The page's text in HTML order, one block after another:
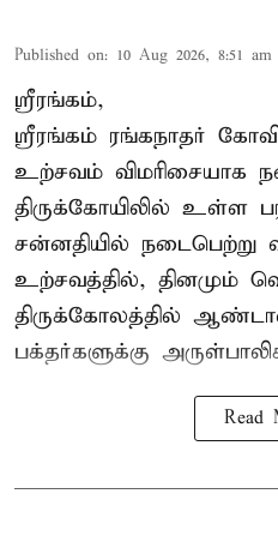
Published on: 10 Aug 2026, 8:51 am
ஸ்ரீரங்கம்,
ஸ்ரீரங்கம் ரங்கநாதர்
உற்சவம் விமரிசையாக
திருக்கோயிலில் உள்ள
சன்னதியில் நடைபெற்று
உற்சவத்தில், தினமும்
திருக்கோலத்தில் ஆண்டாள்
பக்தர்களுக்கு
Read